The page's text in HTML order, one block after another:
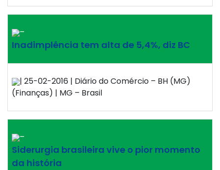
–
Inadimplência tem alta de 5,4%, diz BC
| 25-02-2016 | Diário do Comércio – BH (MG)
(Finanças) | MG – Brasil
–
Siderurgia brasileira vive o pior momento
da história